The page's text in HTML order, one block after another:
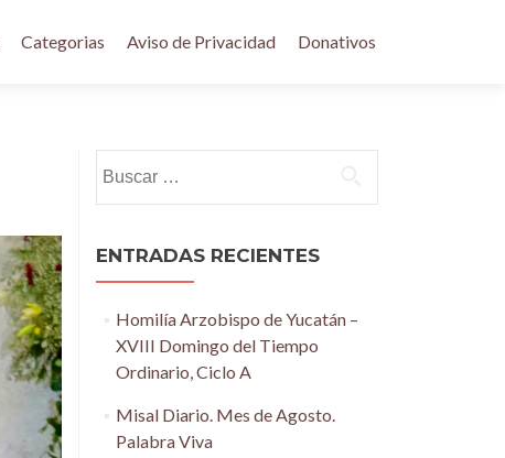
Categorias Aviso de Privacidad Donativos
ENTRADAS RECIENTES
Homilía Arzobispo de Yucatán –
XVIII Domingo del Tiempo
Ordinario, Ciclo A
Misal Diario. Mes de Agosto.
Palabra Viva